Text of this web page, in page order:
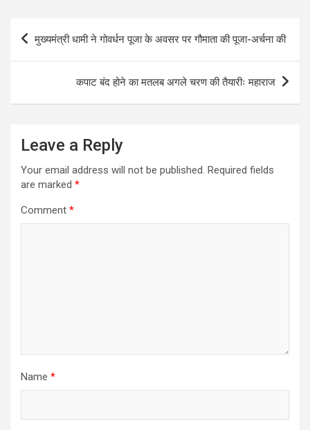
Post
navigation
मुख्यमंत्री धामी ने गोवर्धन पूजा के अवसर पर गौमाता की पूजा-अर्चना की
कपाट बंद होने का मतलब अगले चरण की तैयारीः महाराज
Leave a Reply
Your email address will not be published. Required fields
are marked *
Comment *
Name *